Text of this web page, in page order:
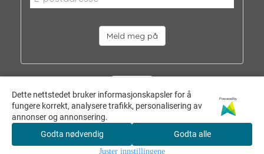
Meld meg på
Dette nettstedet bruker informasjonskapsler for å
fungere korrekt, analysere trafikk, personalisering av
annonser og annonsering.
Powered by
Godta nødvendig Godta alle
Juster innstillingene